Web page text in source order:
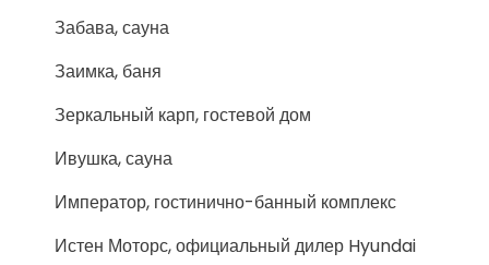
Забава, сауна
Заимка, баня
Зеркальный карп, гостевой дом
Ивушка, сауна
Император, гостинично-банный комплекс
Истен Моторс, официальный дилер Hyundai